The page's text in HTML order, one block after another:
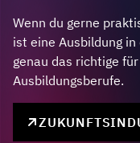
Wenn du gerne
ist eine Ausbildung
genau das richtige
Ausbildungsberufe.